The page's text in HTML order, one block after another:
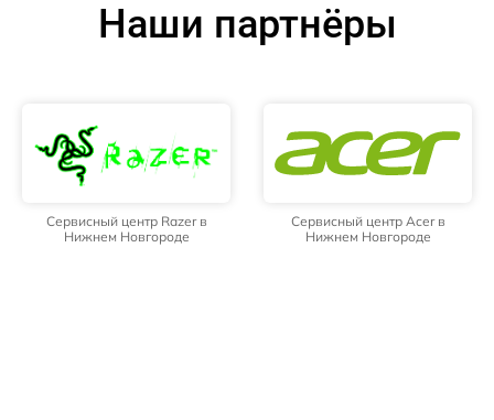
Наши партнёры
Сервисный центр Razer в
Нижнем Новгороде
Сервисный центр Acer в
Нижнем Новгороде